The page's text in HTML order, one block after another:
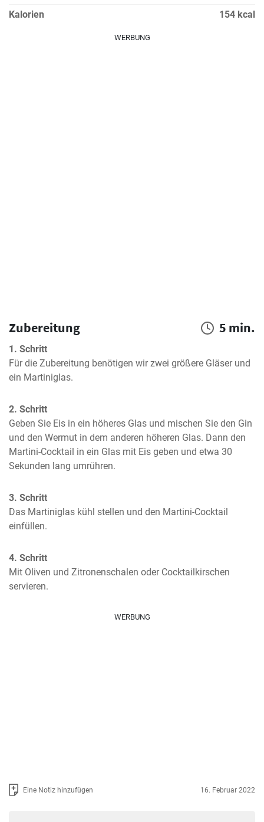
Kalorien
154 kcal
WERBUNG
Zubereitung 5 min.
1. Schritt
Für die Zubereitung benötigen wir zwei größere Gläser und
ein Martiniglas.
2. Schritt
Geben Sie Eis in ein höheres Glas und mischen Sie den Gin
und den Wermut in dem anderen höheren Glas. Dann den
Martini-Cocktail in ein Glas mit Eis geben und etwa 30
Sekunden lang umrühren.
3. Schritt
Das Martiniglas kühl stellen und den Martini-Cocktail
einfüllen.
4. Schritt
Mit Oliven und Zitronenschalen oder Cocktailkirschen
servieren.
WERBUNG
Eine Notiz hinzufügen 16. Februar 2022